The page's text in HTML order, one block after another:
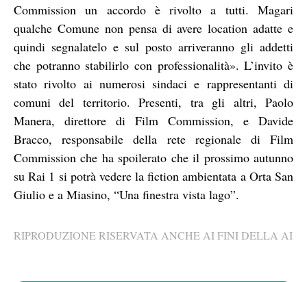
Commission un accordo è rivolto a tutti. Magari
qualche Comune non pensa di avere location adatte e
quindi segnalatelo e sul posto arriveranno gli addetti
che potranno stabilirlo con professionalità». L’invito è
stato rivolto ai numerosi sindaci e rappresentanti di
comuni del territorio. Presenti, tra gli altri, Paolo
Manera, direttore di Film Commission, e Davide
Bracco, responsabile della rete regionale di Film
Commission che ha spoilerato che il prossimo autunno
su Rai 1 si potrà vedere la fiction ambientata a Orta San
Giulio e a Miasino, “Una finestra vista lago”.
RIPRODUZIONE RISERVATA ANCHE AI FINI DELLA AI